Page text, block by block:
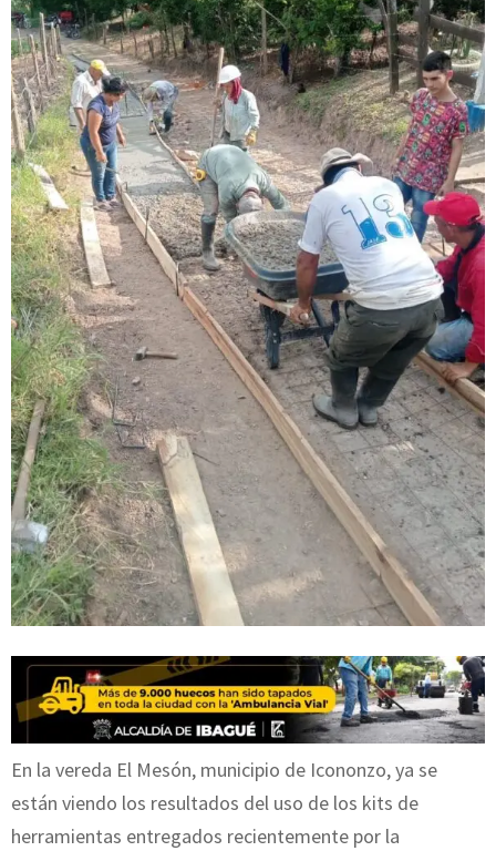
En la vereda El Mesón, municipio de Icononzo, ya se
están viendo los resultados del uso de los kits de
herramientas entregados recientemente por la